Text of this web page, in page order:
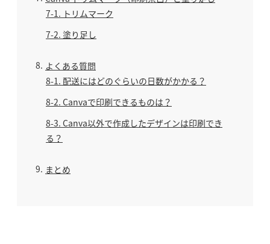
7-1 トリムマーク
7-2 塗り足し
8 よくある質問
8-1 配送にはどのぐらいの日数がかかる？
8-2 Canvaで印刷できるものは？
8-3 Canva以外で作成したデザインは印刷でき
る？
9 まとめ